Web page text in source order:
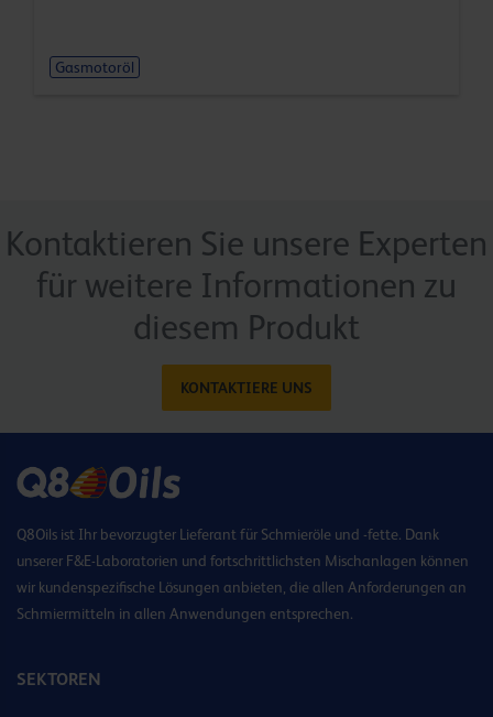
Gasmotoröl
Kontaktieren Sie unsere Experten
für weitere Informationen zu
diesem Produkt
KONTAKTIERE UNS
Q8Oils ist Ihr bevorzugter Lieferant für Schmieröle und -fette. Dank
unserer F&E-Laboratorien und fortschrittlichsten Mischanlagen können
wir kundenspezifische Lösungen anbieten, die allen Anforderungen an
Schmiermitteln in allen Anwendungen entsprechen.
SEKTOREN